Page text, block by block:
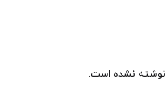
نشده است.